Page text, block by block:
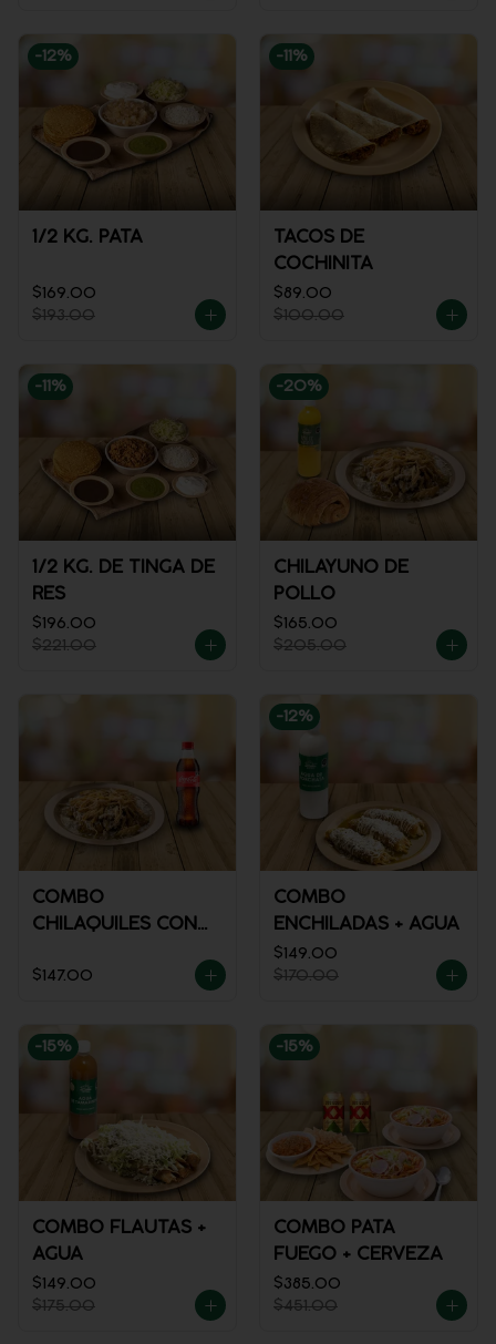
-12%
1/2 KG. PATA
$169.00
$193.00
-11 %
TACOS DE
COCHINITA
$89.00
$100.00
-11 %
1/2 KG. DE TINGA DE
RES
$196.00
$221.00
-20%
CHILAYUNO DE
POLLO
$165.00
$205.00
COMBO
CHILAQUILES CON
$147.00
-12%
COMBO
ENCHILADAS + AGUA
$149.00
$170.00
-15%
COMBO FLAUTAS +
AGUA
$149.00
$175.00
-15%
COMBO PATA
FUEGO + CERVEZA
$385.00
$451.00